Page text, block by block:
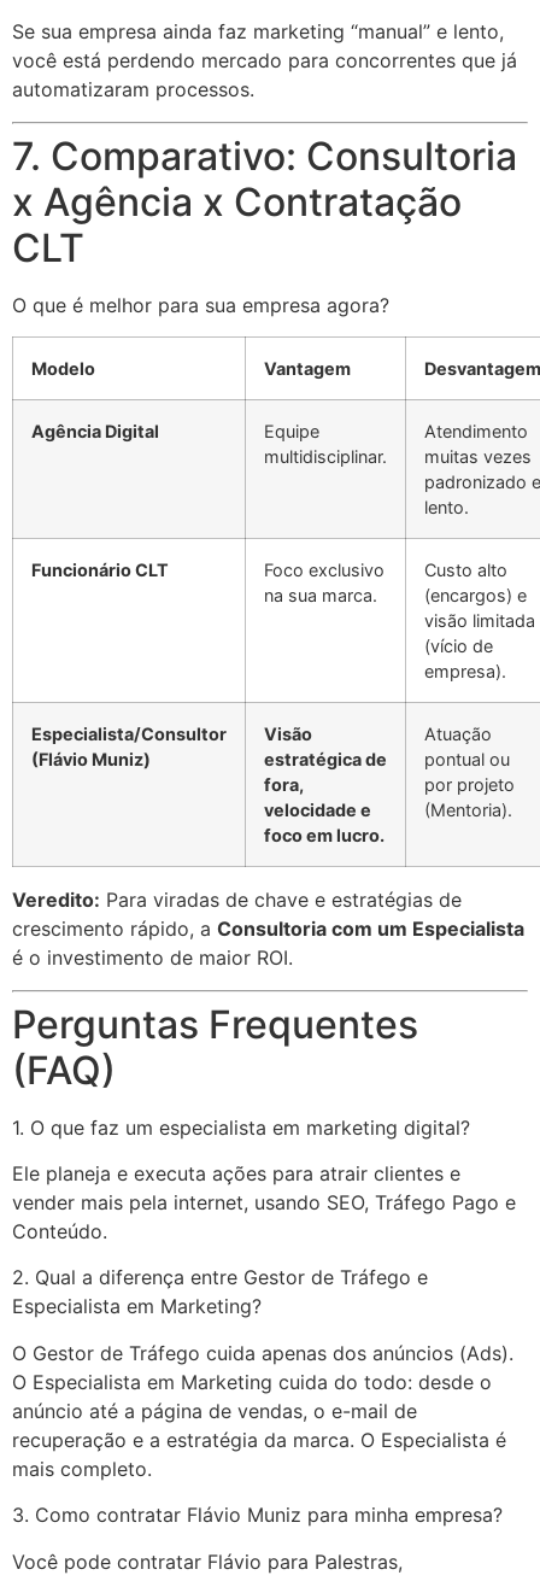
Se sua empresa ainda faz marketing “manual” e lento,
você está perdendo mercado para concorrentes que já
automatizaram processos.
7. Comparativo: Consultoria
x Agência x Contratação
CLT
O que é melhor para sua empresa agora?
Modelo Vantagem Desvantagem
Agência Digital
Equipe
multidisciplinar.
Atendimento
muitas vezes
padronizado e
lento.
Funcionário CLT
Foco exclusivo
na sua marca.
Custo alto
(encargos) e
visão limitada
(vício de
empresa).
Especialista/Consultor
(Flávio Muniz)
Visão
estratégica de
fora,
velocidade e
foco em lucro.
Atuação
pontual ou
por projeto
(Mentoria).
Veredito: Para viradas de chave e estratégias de
crescimento rápido, a Consultoria com um Especialista
é o investimento de maior ROI.
Perguntas Frequentes
(FAQ)
1. O que faz um especialista em marketing digital?
Ele planeja e executa ações para atrair clientes e
vender mais pela internet, usando SEO, Tráfego Pago e
Conteúdo.
2. Qual a diferença entre Gestor de Tráfego e
Especialista em Marketing?
O Gestor de Tráfego cuida apenas dos anúncios (Ads).
O Especialista em Marketing cuida do todo: desde o
anúncio até a página de vendas, o e-mail de
recuperação e a estratégia da marca. O Especialista é
mais completo.
3. Como contratar Flávio Muniz para minha empresa?
Você pode contratar Flávio para Palestras,